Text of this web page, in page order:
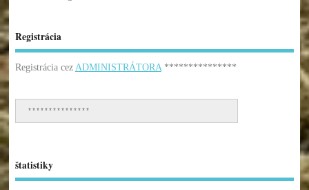
Registrácia
Registrácia cez ADMINISTRÁTORA***************
***************
štatistiky